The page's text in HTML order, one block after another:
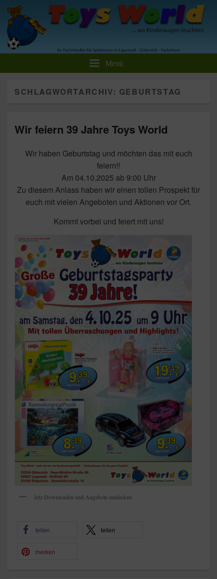
Toys World Spielwaren GmbH
Ihr Fachhändler für Spielwaren und Freizeitartikel
Menü
SCHLAGWORTARCHIV: GEBURTSTAG
Wir feiern 39 Jahre Toys World
Wir haben Geburtstag und möchten das mit euch
feiern!!
Am 04.10.2025 ab 9:00 Uhr
Zu diesem Anlass haben wir einen tollen Prospekt für
euch mit vielen Angeboten und Aktionen vor Ort.
Kommt vorbei und feiert mit uns!
Jetz Downloaden und Angebote entdecken
teilen teilen
merken